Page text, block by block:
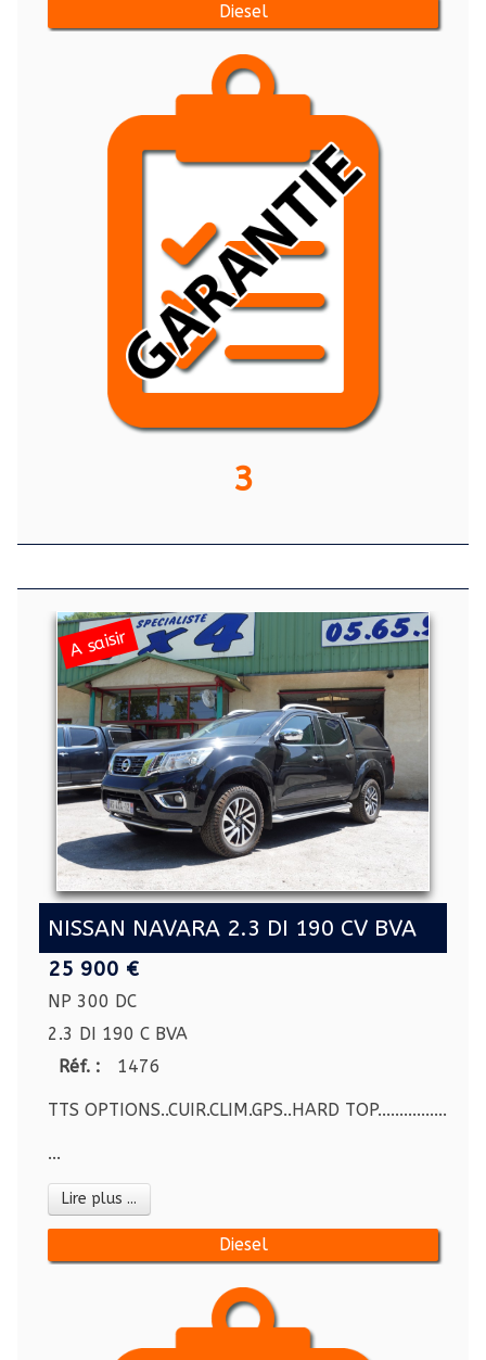
Diesel
3
A saisir
NISSAN NAVARA 2.3 DI 190 CV BVA
25 900 €
NP 300 DC
2.3 DI 190 C BVA
Réf. :
1476
TTS OPTIONS..CUIR.CLIM.GPS..HARD TOP.................
...
Lire plus ...
Diesel